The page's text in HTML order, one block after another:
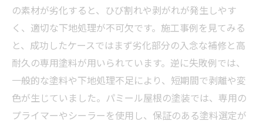
の素材が劣化すると、ひび割れや剥がれが発生しやす
く、適切な下地処理が不可欠です。施工事例を見てみる
と、成功したケースではまず劣化部分の入念な補修と高
耐久の専用塗料が用いられています。逆に失敗例では、
一般的な塗料や下地処理不足により、短期間で剥離や変
色が生じていました。パミール屋根の塗装では、専用の
プライマーやシーラーを使用し、保証のある塗料選定が